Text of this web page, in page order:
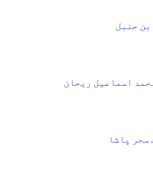
حنبل
اسماعیل ریحان
پاشا